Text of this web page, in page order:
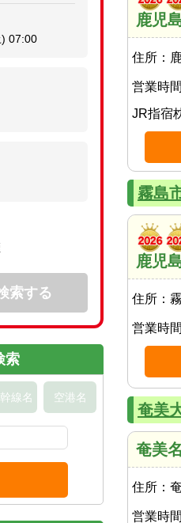
鹿児
住所：
営業時間
JR指宿
霧島
鹿児
住所：
営業時間
奄美
奄美
住所：
営業時間
07:00
索する
索
線名 空港名